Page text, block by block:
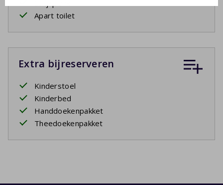
Apart toilet
Extra bijreserveren
Kinderstoel
Kinderbed
Handdoekenpakket
Theedoekenpakket